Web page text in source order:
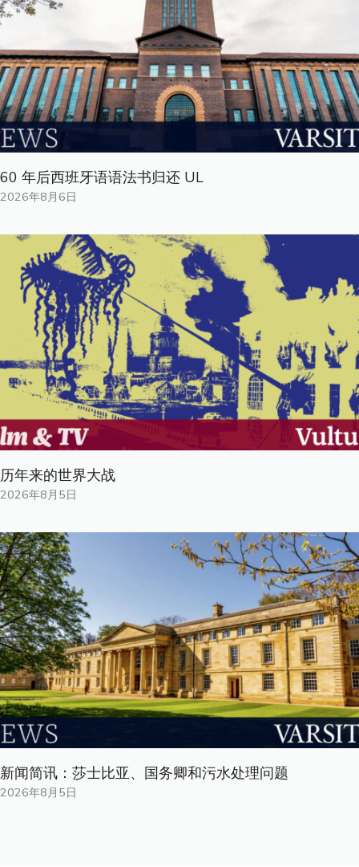
60 年后西班牙语语法书归还 UL
2026年8月6日
历年来的世界大战
2026年8月5日
新闻简讯：莎士比亚、国务卿和污水处理问题
2026年8月5日